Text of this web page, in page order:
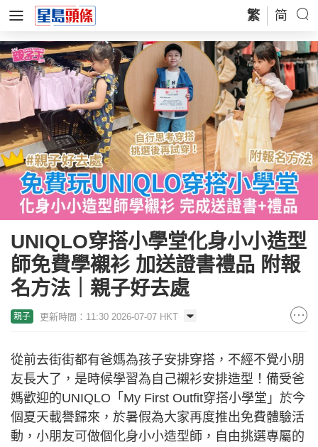
繁 简
UNIQLO穿搭小學堂化身小小造型
師免費學襯衫 加送證書禮品 附報
名方法｜親子好去處
親子 更新時間：11:30 2026-07-07 HKT
從前去街街都有爸媽為孩子安排穿搭，不經不覺小朋
友長大了，是時候學習為自己襯衫安排造型！備受爸
媽歡迎的UNIQLO「My First Outfit穿搭小學堂」於今
個夏天載譽歸來，於暑假為大家再度推出免費體驗活
動，小朋友可做個化身小小造型師，自由挑選專屬的